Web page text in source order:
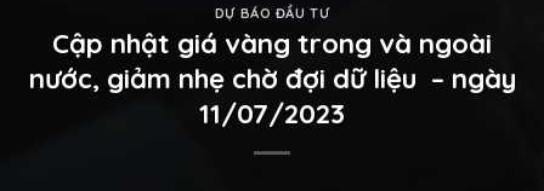
DỰ BÁO ĐẦU TƯ
Cập nhật giá vàng trong và ngoài
nước, giảm nhẹ chờ đợi dữ liệu – ngày
11/07/2023